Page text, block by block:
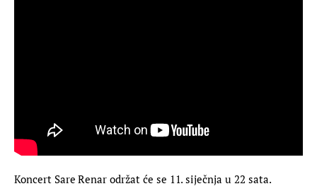
Koncert Sare Renar održat će se 11. siječnja u 22 sata.